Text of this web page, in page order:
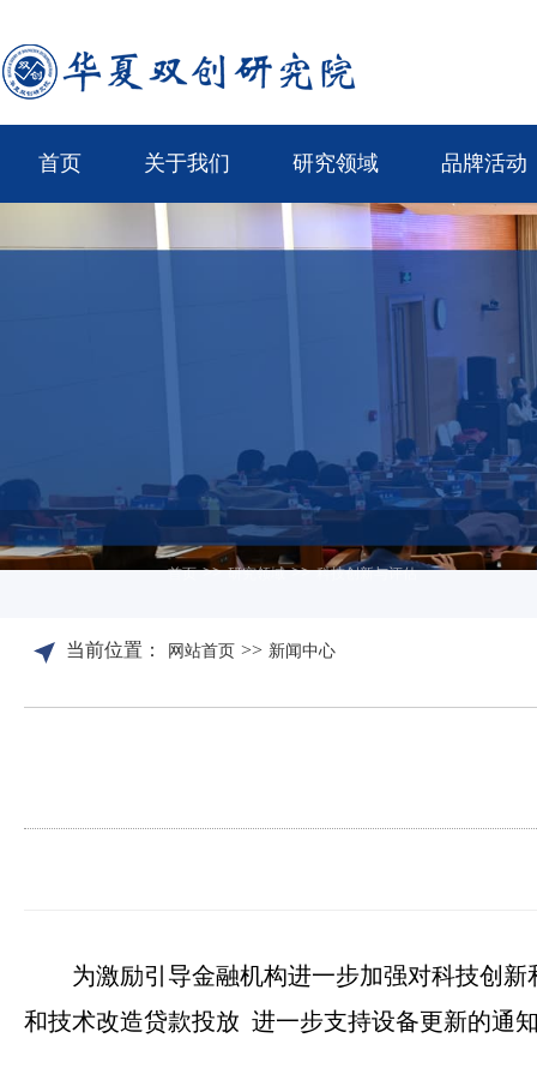
首页 关于我们 研究领域 品牌活动
首页 >> 研究领域 >> 科技创新与评估
当前位置： 网站首页 >> 新闻中心
为激励引导金融机构进一步加强对科技创
和技术改造贷款投放 进一步支持设备更新的通